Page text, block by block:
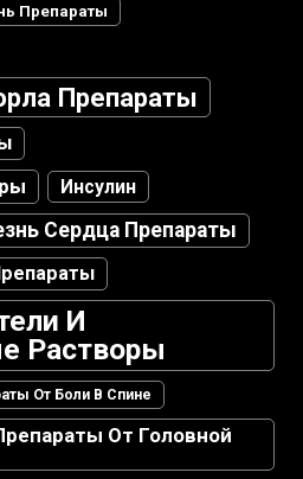
Препараты
Препараты
Инсулин
Сердца Препараты
И
Растворы
От Боли В Спине
От Головной